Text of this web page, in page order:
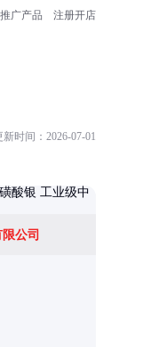
推广产品 注册开店
新时间：2026-07-01
公司